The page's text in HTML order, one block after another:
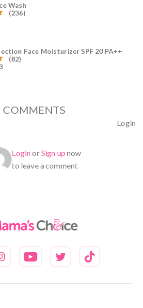
Wash
(236)
Face Moisturizer SPF 20 PA++
(82)
COMMENTS
Login
LoginorSign up now
to leave a comment